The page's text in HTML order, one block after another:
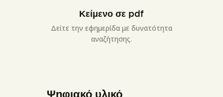
Κείμενο σε pdf
Δείτε την εφημερίδα με δυνατότητα
αναζήτησης.